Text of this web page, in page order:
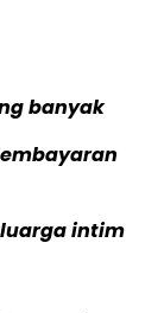
banyak
intim